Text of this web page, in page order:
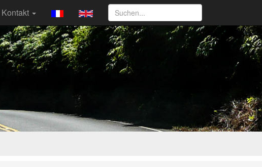
Kontakt